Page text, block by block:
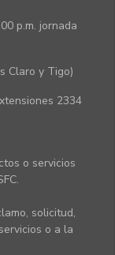
p.m. jornada
Claro y Tigo)
2334
o servicios
solicitud,
o a la